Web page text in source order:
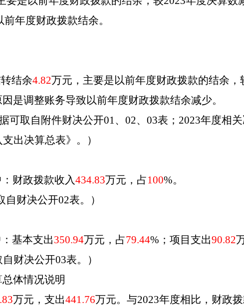
前年度财政拨款结余。
结余4.82万元，主要是以前年度财政拨款的结余
是调整账务导致以前年度财政拨款结余减少。
可取自附件财决公开01、02、 03表； 2023年度相
出决算总表》 。
）
财政拨款收入434.83万元，占100%。
自财决公开02表。
）
基本支出350.94万元，占79.44%；项目支出90.82
财决公开03表。
）
体情况说明
万元，支出441.76万元。与2023年度相比，财政